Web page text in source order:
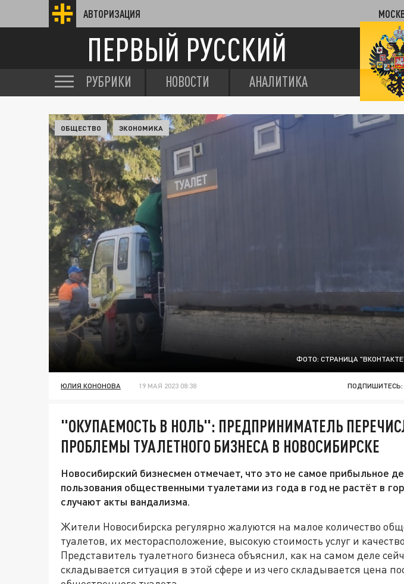
АВТОРИЗАЦИЯ
ПЕРВЫЙ РУССКИЙ
РУБРИКИ НОВОСТИ АНАЛИТИКА
ФОТО: СТРАНИЦА
ОБЩЕСТВО ЭКОНОМИКА
ЮЛИЯ КОНОНОВА 19 МАЯ 2023 08:38 ПОДПИШИТЕСЬ:
"ОКУПАЕМОСТЬ В НОЛЬ": ПРЕДПРИНИМАТЕЛЬ
ПРОБЛЕМЫ ТУАЛЕТНОГО БИЗНЕСА В НОВОСИБИРСКЕ
Новосибирский бизнесмен отмечает, что это не самое прибыльное
пользования общественными туалетами из года в год не растёт в
случают акты вандализма.
Жители Новосибирска регулярно жалуются на малое количество
туалетов, их месторасположение, высокую стоимость услуг и
Представитель туалетного бизнеса объяснил, как на самом деле
складывается ситуация в этой сфере и из чего складывается цена